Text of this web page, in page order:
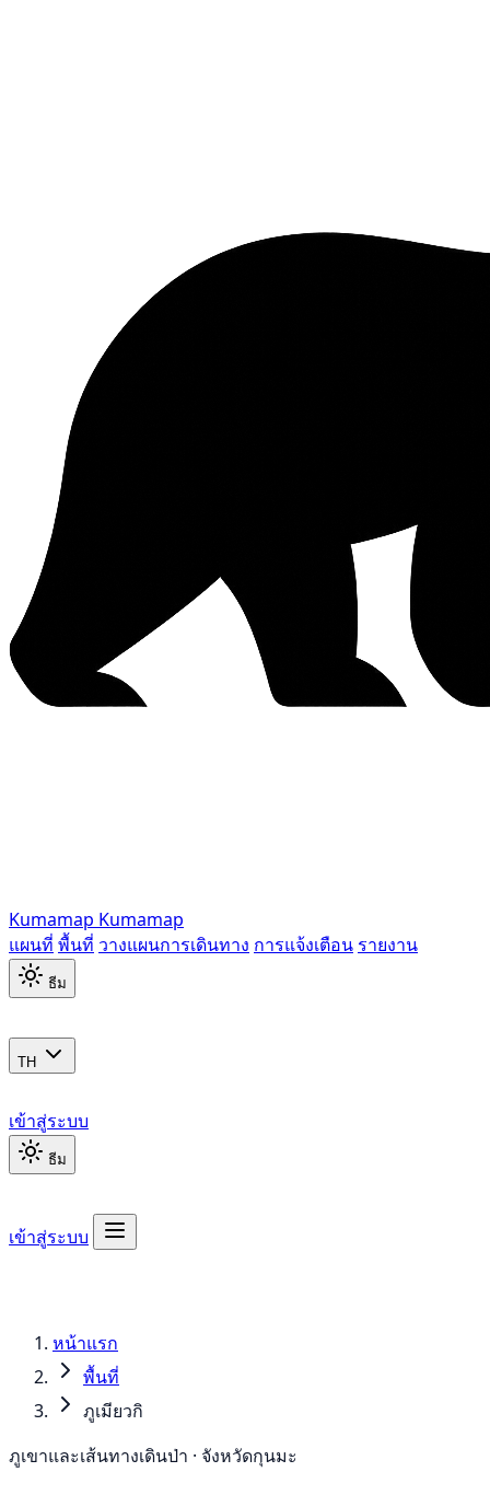
Kumamap Kumamap
แผนที่ พื้นที่ วางแผนการเดินทาง การแจ้งเตือน รายงาน
ธีม
TH
เข้าสู่ระบบ
ธีม
เข้าสู่ระบบ
หน้าแรก
พื้นที่
ภูเมียวกิ
ภูเขาและเส้นทางเดินป่า · จังหวัดกุนมะ